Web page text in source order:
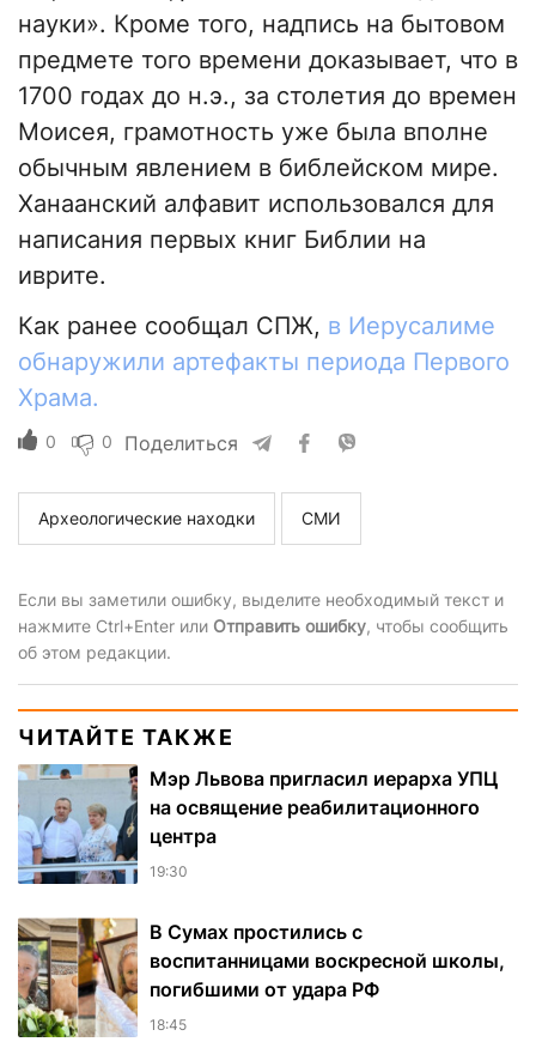
науки». Кроме того, надпись на бытовом
предмете того времени доказывает, что в
1700 годах до н.э., за столетия до времен
Моисея, грамотность уже была вполне
обычным явлением в библейском мире.
Ханаанский алфавит использовался для
написания первых книг Библии на
иврите.
Как ранее сообщал СПЖ, в Иерусалиме
обнаружили артефакты периода Первого
Храма.
0 0 Поделиться
Археологические находки СМИ
Если вы заметили ошибку, выделите необходимый текст и
нажмите Ctrl+Enter или Отправить ошибку, чтобы сообщить
об этом редакции.
ЧИТАЙТЕ ТАКЖЕ
Мэр Львова пригласил иерарха УПЦ
на освящение реабилитационного
центра
19:30
В Сумах простились с
воспитанницами воскресной школы,
погибшими от удара РФ
18:45